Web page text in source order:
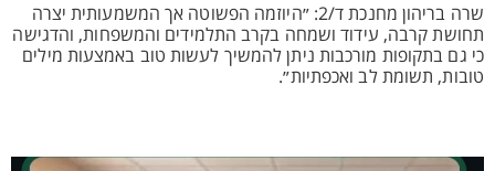
שרה בריהון מחנכת ד/2: ״היוזמה הפשוטה אך המשמעותית יצרה
תחושת קרבה, עידוד ושמחה בקרב התלמידים והמשפחות, והדגישה
כי גם בתקופות מורכבות ניתן להמשיך לעשות טוב באמצעות מילים
טובות, תשומת לב ואכפתיות״.